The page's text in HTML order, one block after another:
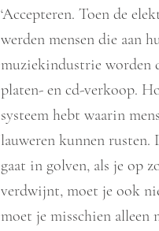
‘Accepteren. Toen de
werden mensen die aan
muziekindustrie worden
platen- en cd-verkoop.
systeem hebt waarin
lauweren kunnen rusten.
gaat in golven, als je op
verdwijnt, moet je ook
moet je misschien alleen